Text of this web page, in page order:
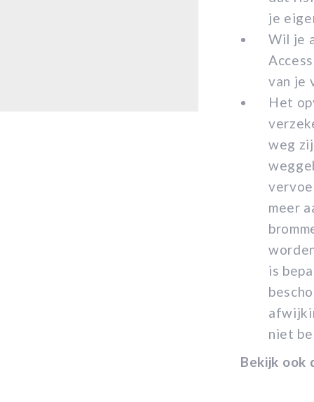
je
Wil je
van je
Het
weg
meer
is
niet
Bekijk ook